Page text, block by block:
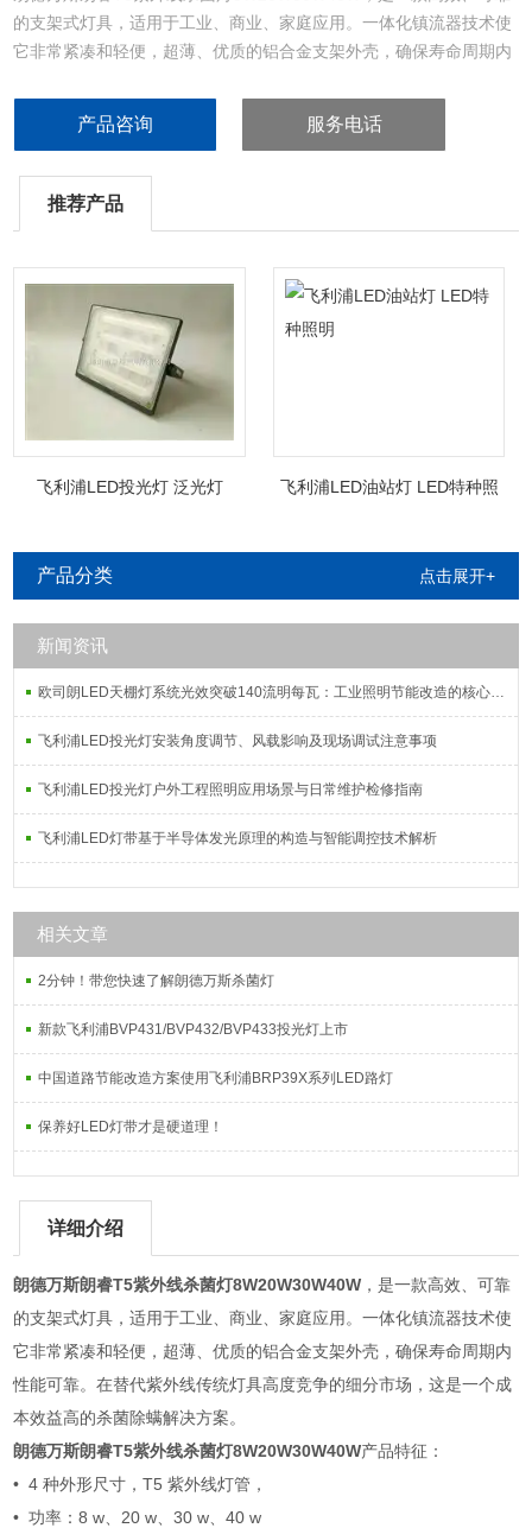
的支架式灯具，适用于工业、商业、家庭应用。一体化镇流器技术使
它非常紧凑和轻便，超薄、优质的铝合金支架外壳，确保寿命周期内
产品咨询 服务电话
推荐产品
飞利浦LED投光灯 泛光灯
飞利浦LED油站灯 LED特种照
产品分类 点击展开+
新闻资讯
欧司朗LED天棚灯系统光效突破140流明每瓦：工业照明节能改造的核心指标解析
飞利浦LED投光灯安装角度调节、风载影响及现场调试注意事项
飞利浦LED投光灯户外工程照明应用场景与日常维护检修指南
飞利浦LED灯带基于半导体发光原理的构造与智能调控技术解析
相关文章
2分钟！带您快速了解朗德万斯杀菌灯
新款飞利浦BVP431/BVP432/BVP433投光灯上市
中国道路节能改造方案使用飞利浦BRP39X系列LED路灯
保养好LED灯带才是硬道理！
详细介绍
朗德万斯朗睿T5紫外线杀菌灯8W20W30W40W ，是一款高效、可靠
的支架式灯具，适用于工业、商业、家庭应用。一体化镇流器技术使
它非常紧凑和轻便，超薄、优质的铝合金支架外壳，确保寿命周期内
性能可靠。在替代紫外线传统灯具高度竞争的细分市场，这是一个成
本效益高的杀菌除螨解决方案。
朗德万斯朗睿T5紫外线杀菌灯8W20W30W40W产品特征：
• 4 种外形尺寸，T5 紫外线灯管，
• 功率：8 w、20 w、30 w、40 w